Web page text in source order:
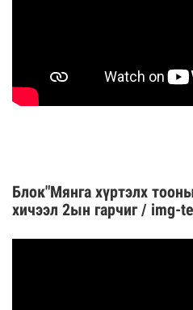
Блок"Мянга хүртэлх
хичээл 2ын гарчиг / img-